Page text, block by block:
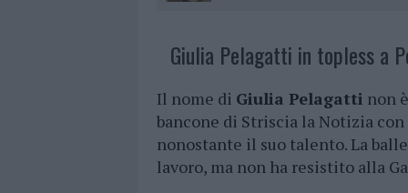
Giulia Pelagatti in topless a
Il nome di Giulia Pelagatti non
bancone di Striscia la Notizia
nonostante il suo talento. La
lavoro, ma non ha resistito alla